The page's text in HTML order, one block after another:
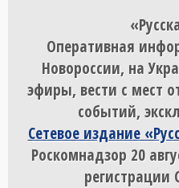
Оперативная
Новороссии, на
эфиры, вести с мест
событий,
Сетевое издание
Роскомнадзор 20